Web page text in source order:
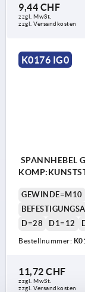
9,44 CHF
zzgl. MwSt.
zzgl. Versandkosten
K0176 IG0
SPANNHEBEL
GEWINDE=M10
D=28
D1=12
Bestellnummer:
11,72 CHF
zzgl. MwSt.
zzgl. Versandkosten